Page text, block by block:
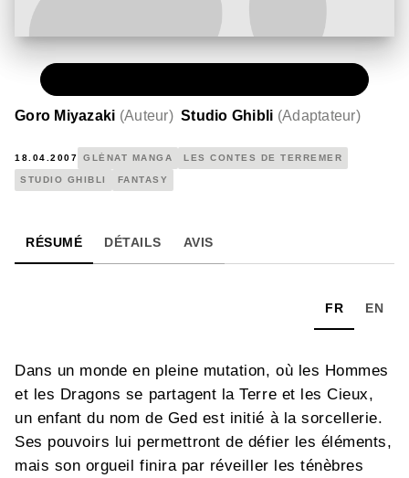
Goro Miyazaki (Auteur) Studio Ghibli (Adaptateur)
18.04.2007 GLÉNAT MANGA LES CONTES DE TERREMER
STUDIO GHIBLI FANTASY
RÉSUMÉ DÉTAILS AVIS
FR EN
Dans un monde en pleine mutation, où les Hommes
et les Dragons se partagent la Terre et les Cieux,
un enfant du nom de Ged est initié à la sorcellerie.
Ses pouvoirs lui permettront de défier les éléments,
mais son orgueil finira par réveiller les ténèbres